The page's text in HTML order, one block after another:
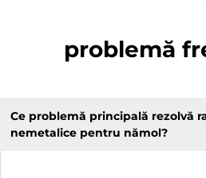
problemă
Ce problemă principală rezolvă
nemetalice pentru nămol?